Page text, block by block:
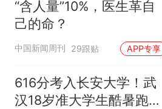
“含人量”10%，医生革自
己的命？
中国新闻周刊 29跟贴 APP专享
616分考入长安大学！武
汉18岁准大学生酷暑跑外